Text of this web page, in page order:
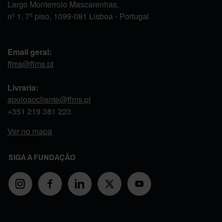
Largo Monterroio Mascarenhas,
nº 1, 7º piso, 1099-081 Lisboa - Portugal
Email geral:
ffms@ffms.pt
Livraria:
apoioaocliente@ffms.pt
+351 219 381 223
Ver no mapa
SIGA A FUNDAÇÃO